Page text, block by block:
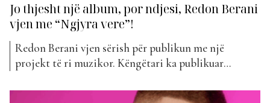
Jo thjesht një album, por ndjesi, Redon Berani
vjen me “Ngjyra vere”!
Redon Berani vjen sërish për publikun me një
projekt të ri muzikor. Këngëtari ka publikuar
punë që përfshin gjithsej 14 këngë. Ky album sjell një